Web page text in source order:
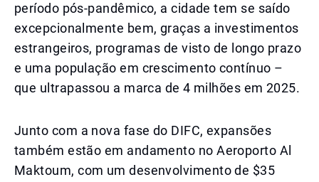
período pós-pandêmico, a cidade tem se saído
excepcionalmente bem, graças a investimentos
estrangeiros, programas de visto de longo prazo
e uma população em crescimento contínuo –
que ultrapassou a marca de 4 milhões em 2025.
Junto com a nova fase do DIFC, expansões
também estão em andamento no Aeroporto Al
Maktoum, com um desenvolvimento de $35